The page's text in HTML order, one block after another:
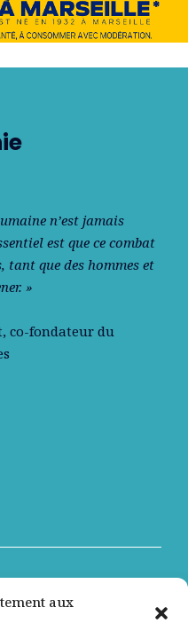
aux
n’est jamais
est que ce combat
que des hommes et
»
co-fondateur du